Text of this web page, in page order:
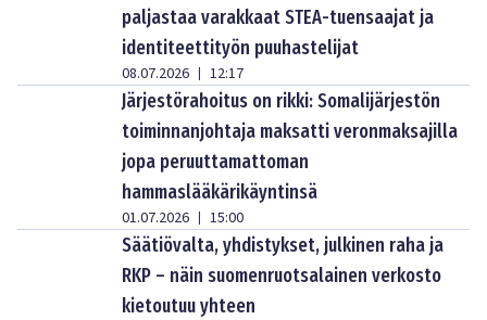
paljastaa varakkaat STEA-tuensaajat ja
identiteettityön puuhastelijat
08.07.2026 | 12:17
Järjestörahoitus on rikki: Somalijärjestön
toiminnanjohtaja maksatti veronmaksajilla
jopa peruuttamattoman
hammaslääkärikäyntinsä
01.07.2026 | 15:00
Säätiövalta, yhdistykset, julkinen raha ja
RKP – näin suomenruotsalainen verkosto
kietoutuu yhteen